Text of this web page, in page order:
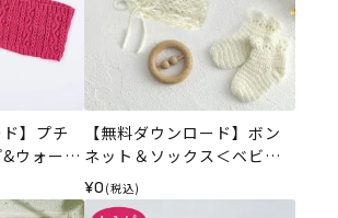
ド】プチ
ウォーマ
【無料ダウンロード】ボン
ネット＆ソックス＜ベビー
パレット＞（レシピ）
¥0 (税込)